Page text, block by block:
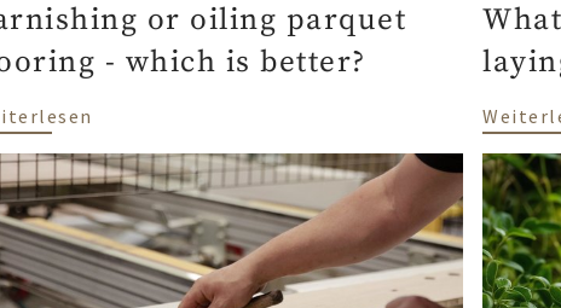
or oiling parquet
- which is better?
über Varnishing or oiling parquet flooring -